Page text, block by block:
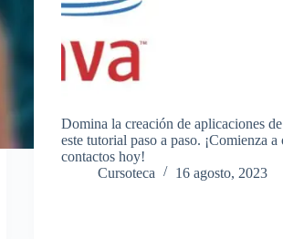
Domina la creación de aplicaciones
este tutorial paso a paso. ¡Comienza
contactos hoy!
Cursoteca
16 agosto, 2023